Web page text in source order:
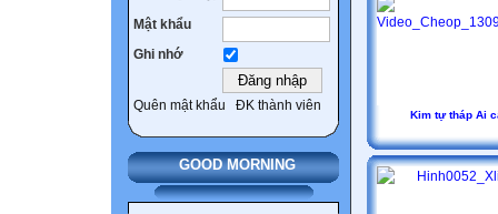
Mật khẩu
Ghi nhớ
Quên mật khẩu ĐK thành viên
GOOD MORNING
Kim tự tháp Ai